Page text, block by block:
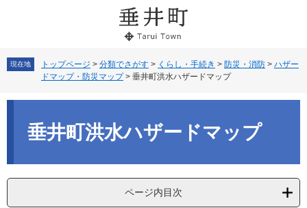
へ
現在地 トップページ > 分類でさがす > くらし・手続き > 防災・消防 > ハザー
ドマップ・防災マップ> 垂井町洪水ハザードマップ
垂井町洪水ハザードマップ
ページ内目次